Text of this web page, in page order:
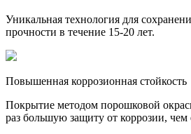
Уникальная технология для
прочности в течение 15-20 лет.
Повышенная коррозионная стойкость
Покрытие методом порошковой
раз большую защиту от коррозии, чем